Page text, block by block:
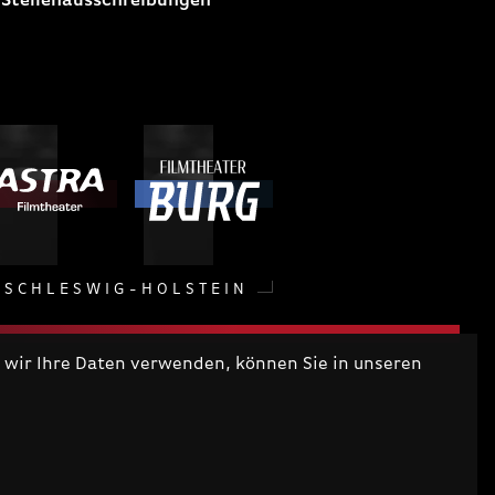
Ihre Daten verwenden, können Sie in unseren
SCHLESWIG-HOLSTEIN